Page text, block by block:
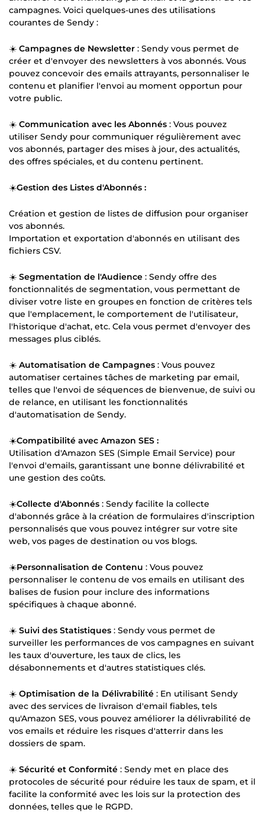
campagnes. Voici quelques-unes des utilisations
courantes de Sendy :
☀️ Campagnes de Newsletter : Sendy vous permet de
créer et d'envoyer des newsletters à vos abonnés. Vous
pouvez concevoir des emails attrayants, personnaliser le
contenu et planifier l'envoi au moment opportun pour
votre public.
☀️ Communication avec les Abonnés : Vous pouvez
utiliser Sendy pour communiquer régulièrement avec
vos abonnés, partager des mises à jour, des actualités,
des offres spéciales, et du contenu pertinent.
☀️Gestion des Listes d'Abonnés :
Création et gestion de listes de diffusion pour organiser
vos abonnés.
Importation et exportation d'abonnés en utilisant des
fichiers CSV.
☀️ Segmentation de l'Audience : Sendy offre des
fonctionnalités de segmentation, vous permettant de
diviser votre liste en groupes en fonction de critères tels
que l'emplacement, le comportement de l'utilisateur,
l'historique d'achat, etc. Cela vous permet d'envoyer des
messages plus ciblés.
☀️ Automatisation de Campagnes : Vous pouvez
automatiser certaines tâches de marketing par email,
telles que l'envoi de séquences de bienvenue, de suivi ou
de relance, en utilisant les fonctionnalités
d'automatisation de Sendy.
☀️Compatibilité avec Amazon SES :
Utilisation d'Amazon SES (Simple Email Service) pour
l'envoi d'emails, garantissant une bonne délivrabilité et
une gestion des coûts.
☀️Collecte d'Abonnés : Sendy facilite la collecte
d'abonnés grâce à la création de formulaires d'inscription
personnalisés que vous pouvez intégrer sur votre site
web, vos pages de destination ou vos blogs.
☀️Personnalisation de Contenu : Vous pouvez
personnaliser le contenu de vos emails en utilisant des
balises de fusion pour inclure des informations
spécifiques à chaque abonné.
☀️ Suivi des Statistiques : Sendy vous permet de
surveiller les performances de vos campagnes en suivant
les taux d'ouverture, les taux de clics, les
désabonnements et d'autres statistiques clés.
☀️ Optimisation de la Délivrabilité : En utilisant Sendy
avec des services de livraison d'email fiables, tels
qu'Amazon SES, vous pouvez améliorer la délivrabilité de
vos emails et réduire les risques d'atterrir dans les
dossiers de spam.
☀️ Sécurité et Conformité : Sendy met en place des
protocoles de sécurité pour réduire les taux de spam, et il
facilite la conformité avec les lois sur la protection des
données, telles que le RGPD.